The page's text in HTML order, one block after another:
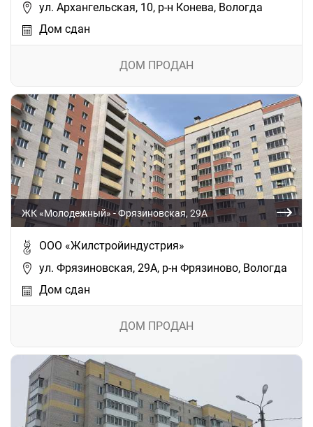
ул. Архангельская, 10, р-н Конева, Вологда
Дом сдан
ДОМ ПРОДАН
ЖК «Молодежный» - Фрязиновская, 29А
ООО «Жилстройиндустрия»
ул. Фрязиновская, 29А, р-н Фрязиново, Вологда
Дом сдан
ДОМ ПРОДАН